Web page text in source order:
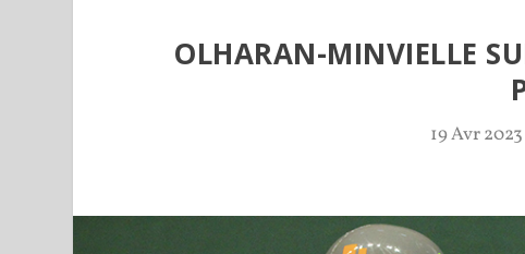
OLHARAN-MINVIELLE
19 Avr 2023